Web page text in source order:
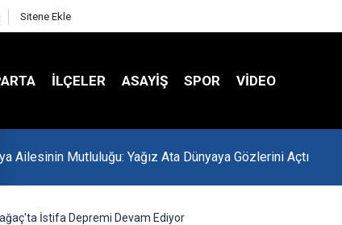
Sitene Ekle
İLÇELER ASAYİŞ SPOR VIDEO
Ailesinin Mutluluğu: Yağız Ata Dünyaya Gözlerini Açtı
İstifa Depremi Devam Ediyor